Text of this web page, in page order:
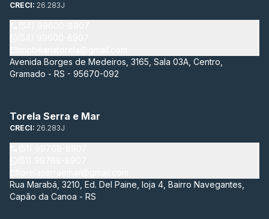
CRECI: 26.283J
Avenida Borges de Medeiros, 3165, Sala 03A, Centro,
Gramado - RS - 95670-092
Torela Serra e Mar
CRECI: 26.283J
Rua Marabá, 3210, Ed. Del Paine, loja 4, Bairro Navegantes,
Capão da Canoa - RS